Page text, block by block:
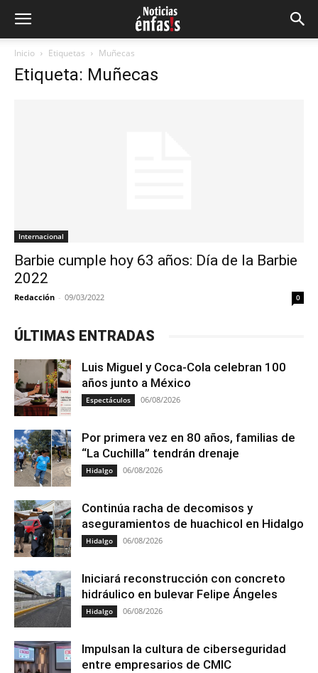
Inicio Etiquetas Muñecas
Etiqueta: Muñecas
Internacional
Barbie cumple hoy 63 años: Día de la Barbie
2022
Redacción - 09/03/2022 0
ÚLTIMAS ENTRADAS
Luis Miguel y Coca-Cola celebran 100
años junto a México
Espectáculos 06/08/2026
Por primera vez en 80 años, familias de
“La Cuchilla” tendrán drenaje
Hidalgo 06/08/2026
Continúa racha de decomisos y
aseguramientos de huachicol en Hidalgo
Hidalgo 06/08/2026
Iniciará reconstrucción con concreto
hidráulico en bulevar Felipe Ángeles
Hidalgo 06/08/2026
Impulsan la cultura de ciberseguridad
entre empresarios de CMIC